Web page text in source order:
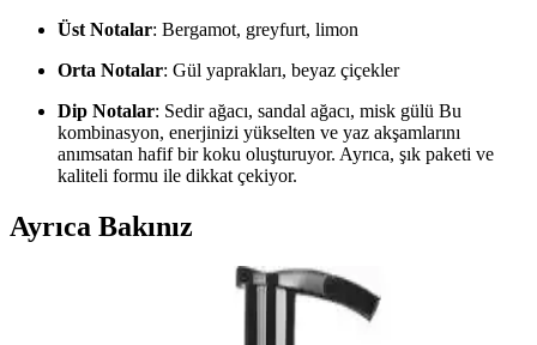
Üst Notalar: Bergamot, greyfurt, limon
Orta Notalar: Gül yaprakları, beyaz çiçekler
Dip Notalar: Sedir ağacı, sandal ağacı, misk gülü Bu
kombinasyon, enerjinizi yükselten ve yaz akşamlarını
anımsatan hafif bir koku oluşturuyor. Ayrıca, şık paketi ve
kaliteli formu ile dikkat çekiyor.
Ayrıca Bakınız
New Orleans Parkında Bulunan Eski Stetson
Aftershave ve Florida Water Tartışması